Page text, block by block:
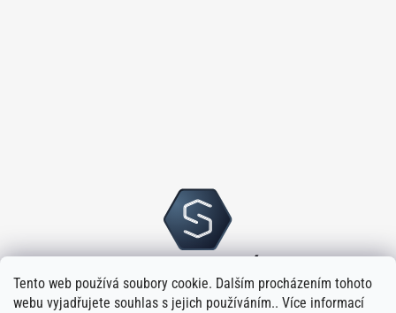
Tento web používá soubory cookie. Dalším procházením tohoto
webu vyjadřujete souhlas s jejich používáním.. Více informací